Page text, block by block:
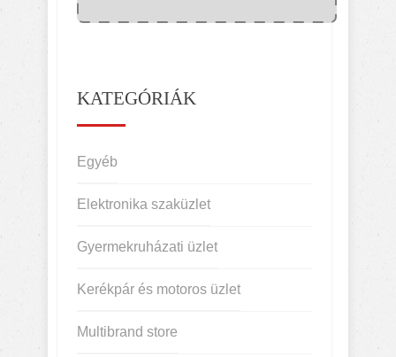
KATEGÓRIÁK
Egyéb
Elektronika szaküzlet
Gyermekruházati üzlet
Kerékpár és motoros üzlet
Multibrand store